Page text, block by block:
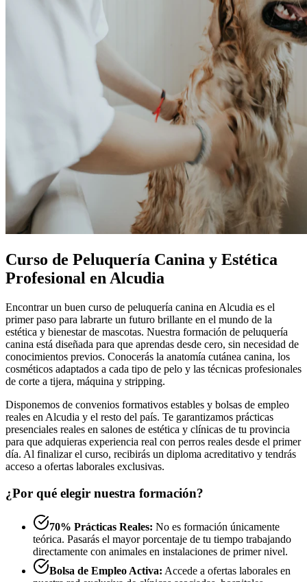
Curso de Peluquería Canina y Estética
Profesional en Alcudia
Encontrar un buen curso de peluquería canina en Alcudia es el
primer paso para labrarte un futuro brillante en el mundo de la
estética y bienestar de mascotas. Nuestra formación de peluquería
canina está diseñada para que aprendas desde cero, sin necesidad de
conocimientos previos. Conocerás la anatomía cutánea canina, los
cosméticos adaptados a cada tipo de pelo y las técnicas profesionales
de corte a tijera, máquina y stripping.
Disponemos de convenios formativos estables y bolsas de empleo
reales en Alcudia y el resto del país. Te garantizamos prácticas
presenciales reales en salones de estética y clínicas de tu provincia
para que adquieras experiencia real con perros reales desde el primer
día. Al finalizar el curso, recibirás un diploma acreditativo y tendrás
acceso a ofertas laborales exclusivas.
¿Por qué elegir nuestra formación?
70% Prácticas Reales: No es formación únicamente
teórica. Pasarás el mayor porcentaje de tu tiempo trabajando
directamente con animales en instalaciones de primer nivel.
Bolsa de Empleo Activa: Accede a ofertas laborales en